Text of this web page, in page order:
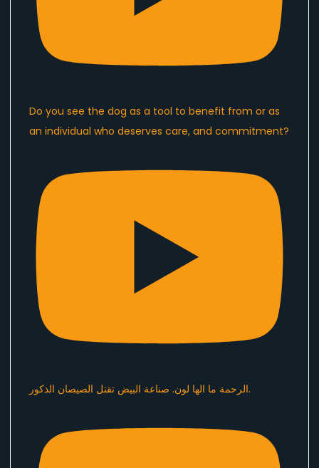
Do you see the dog as a tool to benefit from or as
an individual who deserves care, and commitment?
الرحمة ما الها لون. صناعة البيض تقتل الصيصان الذكور.